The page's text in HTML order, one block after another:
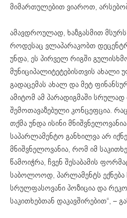
მიმართულებით ვიაროთ,
ამავდროულად, ხაზგასმით
როდესაც ვლაპარაკობთ
უნდა, ეს პირველ რიგში
მუნიციპალიტეტებისთვის ახალი
გადაცემას ახალ და მეტ
ამიტომ ამ პარადიგმაში სრულად
შემოთავაზებული კონცეფცია. რაც
თქმა უნდა ისინი
საპარლამენტო განხილვა არ
მნიშვნელოვანია, რომ იმ
წამოიჭრა, ჩვენ შესაბამის
საბოლოოდ, პარლამენტს ექნება
სრულფასოვანი პოზიცია და
საკითხებთან დაკავშირებით“, –